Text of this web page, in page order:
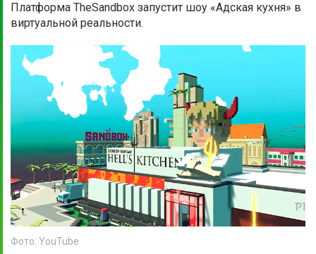
Платформа TheSandbox запустит шоу «Адская кухня» в
виртуальной реальности.
Фото: YouTube